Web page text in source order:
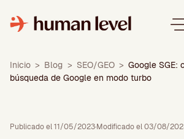
contenido
Inicio > Blog > SEO/GEO > Google SGE:
búsqueda de Google en modo turbo
Publicado el 11/05/2023·Modificado el 03/08/